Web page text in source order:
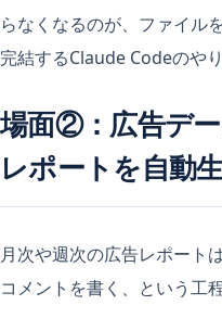
らなくなるのが、ファイル
完結するClaude Codeのやり
場面②：広告デ
レポートを自動
月次や週次の広告レポート
コメントを書く、という工